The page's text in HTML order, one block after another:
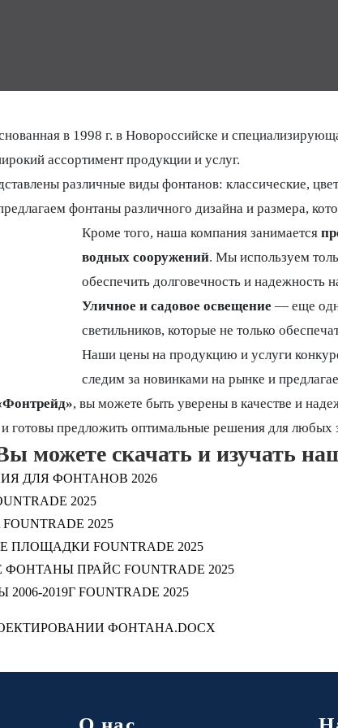
в 1998 г. в Новороссийске и
ассортимент продукции и услуг.
различные виды фонтанов: классические,
фонтаны различного дизайна и размера,
Кроме того, наша компания занимается
водных сооружений. Мы используем
обеспечить долговечность и надежность
Уличное и садовое освещение — еще
светильников, которые не только
Наши цены на продукцию и услуги
следим за новинками на рынке и
, вы можете быть уверены в качестве и
готовы предложить оптимальные решения для любых
можете скачать и изучать
ДЛЯ ФОНТАНОВ 2026
2025
2025
FOUNTRADE 2025
ПРАЙС FOUNTRADE 2025
2019Г FOUNTRADE 2025
ФОНТАНА.DOCX